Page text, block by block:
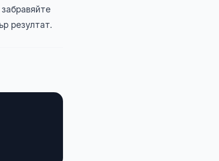
резултат.